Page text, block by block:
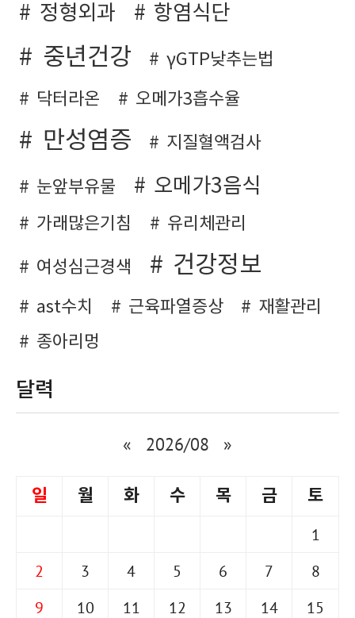
정형외과
항염식단
중년건강
γGTP낮추는법
닥터라온
오메가3흡수율
만성염증 지질혈액검사
눈앞부유물 오메가3음식
가래많은기침 유리체관리
여성심근경색 건강정보
ast수치 근육파열증상
재활관리
종아리멍
달력
« 2026/08 »
일 월 화 수 목 금 토
1
2
3 4 5 6 7
8
9
10 11 12 13 14
15